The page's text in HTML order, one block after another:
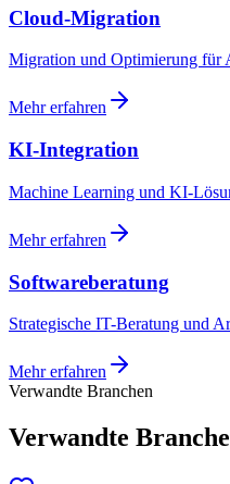
Cloud-Migration
Migration und Optimierung für
Mehr erfahren
KI-Integration
Machine Learning und KI-
Mehr erfahren
Softwareberatung
Strategische IT-Beratung und
Mehr erfahren
Verwandte Branchen
Verwandte